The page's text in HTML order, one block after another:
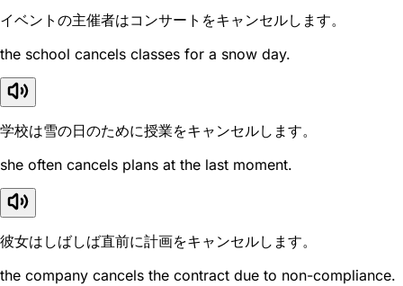
イベントの主催者はコンサートをキャンセルします。
the school cancels classes for a snow day.
学校は雪の日のために授業をキャンセルします。
she often cancels plans at the last moment.
彼女はしばしば直前に計画をキャンセルします。
the company cancels the contract due to non-compliance.